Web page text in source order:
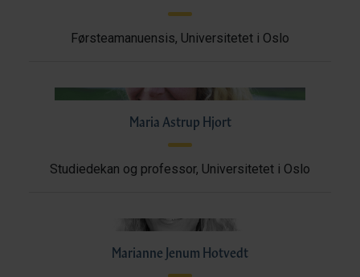
Førsteamanuensis, Universitetet i Oslo
Maria Astrup Hjort
Studiedekan og professor, Universitetet i Oslo
Marianne Jenum Hotvedt